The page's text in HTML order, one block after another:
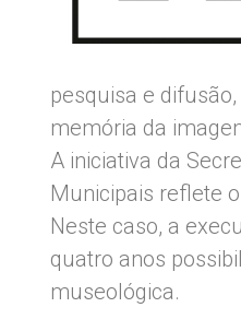
pesquisa e
memória da
A iniciativa da
Municipais reflete
Neste caso, a
quatro anos
museológica.